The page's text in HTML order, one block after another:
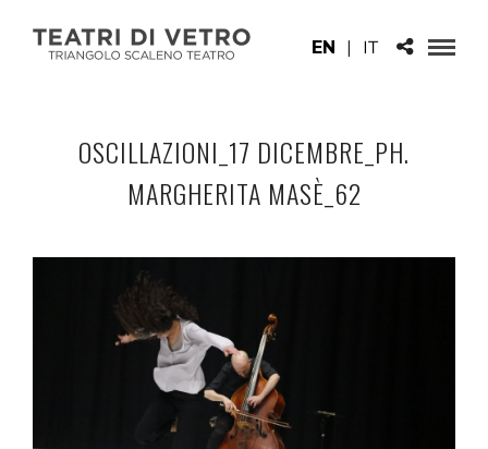
EN | IT
OSCILLAZIONI_17 DICEMBRE_PH.
MARGHERITA MASÈ_62